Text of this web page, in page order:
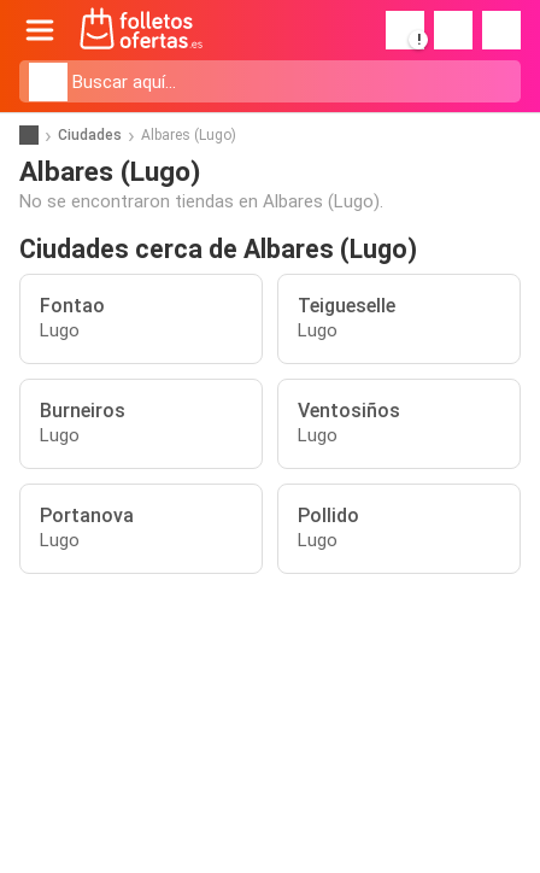
!
Ciudades Albares (Lugo)
Albares (Lugo)
No se encontraron tiendas en Albares (Lugo).
Ciudades cerca de Albares (Lugo)
Fontao
Lugo
Teigueselle
Lugo
Burneiros
Lugo
Ventosiños
Lugo
Portanova
Lugo
Pollido
Lugo